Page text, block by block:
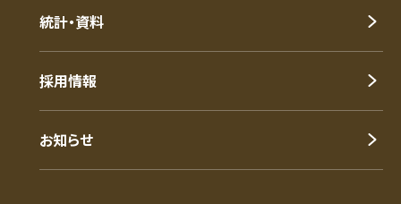
統計・資料
採用情報
お知らせ